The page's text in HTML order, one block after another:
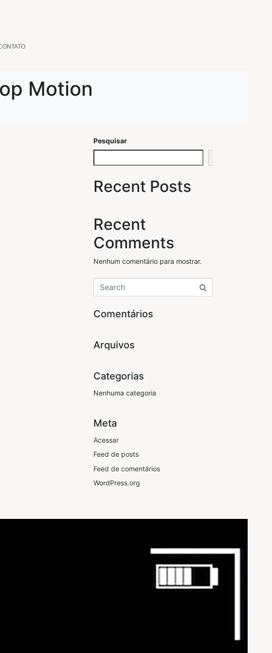
Motion
Pesquisar
Recent Posts
Recent
Comments
Nenhum comentário para mostrar.
Comentários
Arquivos
Categorias
Nenhuma categoria
Meta
Acessar
Feed de posts
Feed de comentários
WordPress.org